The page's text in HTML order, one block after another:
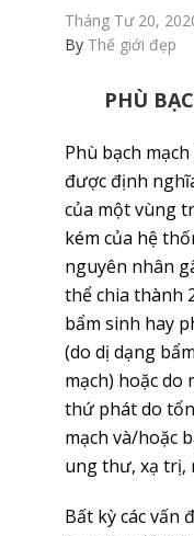
Tháng Tư 20,
By Thế giới đẹp
PHÙ
Phù bạch
được định
của một vùng
kém của hệ
nguyên nhân
thể chia thành
bẩm sinh hay
(do dị dạng
mạch) hoặc do
thứ phát do
mạch và/hoặc
ung thư, xạ trị,
Bất kỳ các vấn